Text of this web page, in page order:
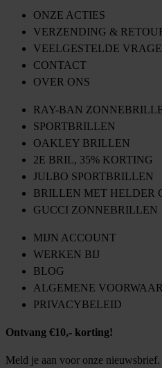
ONZE ACTIES
VERZENDING &
VEELGESTELDE
CONTACT
OVER ONS
RAY-BAN
SPORTBRILLEN
OAKLEY BRILLEN
2E BRIL, 35% KORTING
JULBO SPORTBRILLEN
BRILLEN MET HELDER
GUCCI ZONNEBRILLEN
MIJN ACCOUNT
WERKEN BIJ
BLOG
ALGEMENE
PRIVACYBELEID
Ontvang €10,- korting!
Meld je aan voor onze